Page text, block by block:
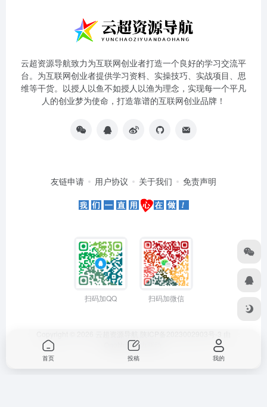
云超资源导航致力为互联网创业者打造一个良好的学习交流平
台。为互联网创业者提供学习资料、实操技巧、实战项目、思
维等干货。以授人以鱼不如授人以渔为理念，实现每一个平凡
人的创业梦为使命，打造靠谱的互联网创业品牌！
友链申请 用户协议 关于我们 免责声明
扫码加QQ 扫码加微信
OneNav强力驱动
首页 投稿 我的